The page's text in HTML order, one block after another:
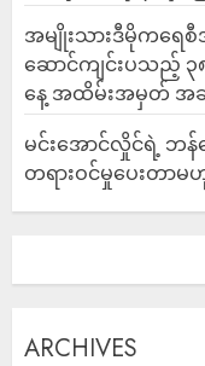
အမျိုးသားဒီမိုကရေ
ဆောင်ကျင်းပသည့် ၃
နေ့ အထိမ်းအမှတ် အခ
မင်းအောင်လှိုင်ရဲ့ ဘန်
တရားဝင်မှုပေးတာ
ARCHIVES